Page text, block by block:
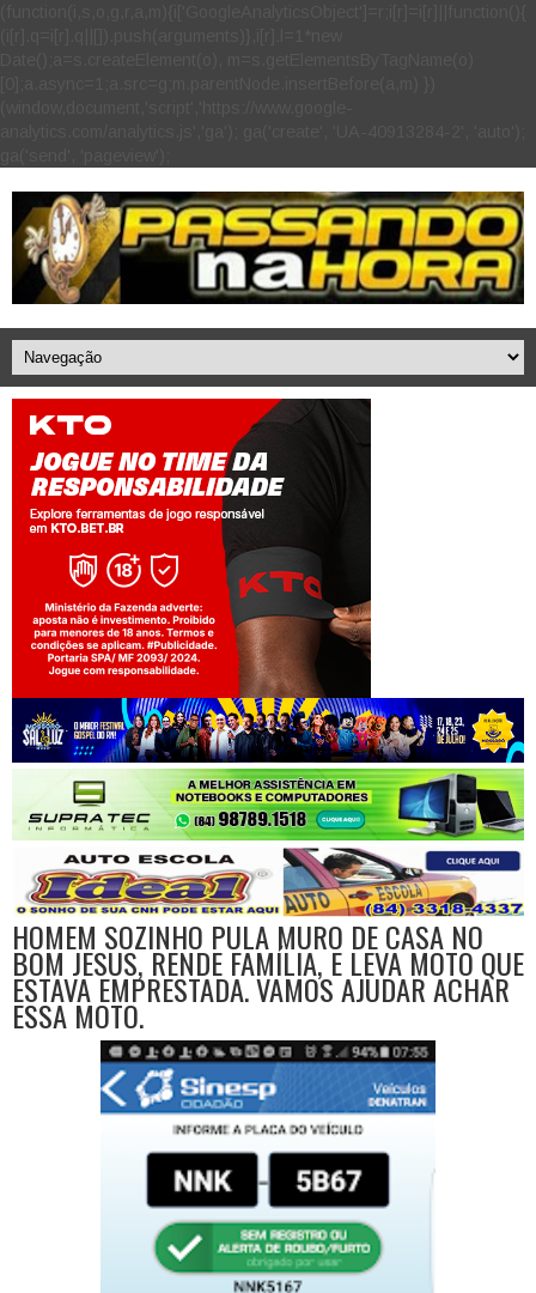
Jogue com responsabilidade. 18+
HOMEM SOZINHO PULA MURO DE CASA NO
BOM JESUS, RENDE FAMÍLIA, E LEVA MOTO QUE
ESTAVA EMPRESTADA. VAMOS AJUDAR ACHAR
ESSA MOTO.